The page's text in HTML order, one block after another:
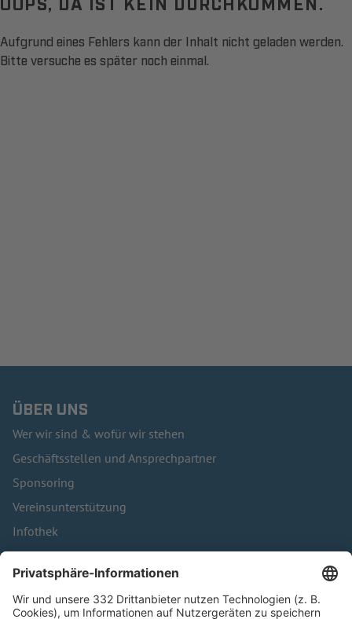
Aufgrund eines Fehlers kann der Inhalt nicht geladen werden.
Bitte versuche es später noch einmal.
ÜBER UNS
Wer wir sind & wofür wir stehen
Geschäftsstellen und Ansprechpartner
Sponsoring
Vereinsunterstützung
Infothek
Kontakt
HÄUFIG BESUCHTE SEITEN